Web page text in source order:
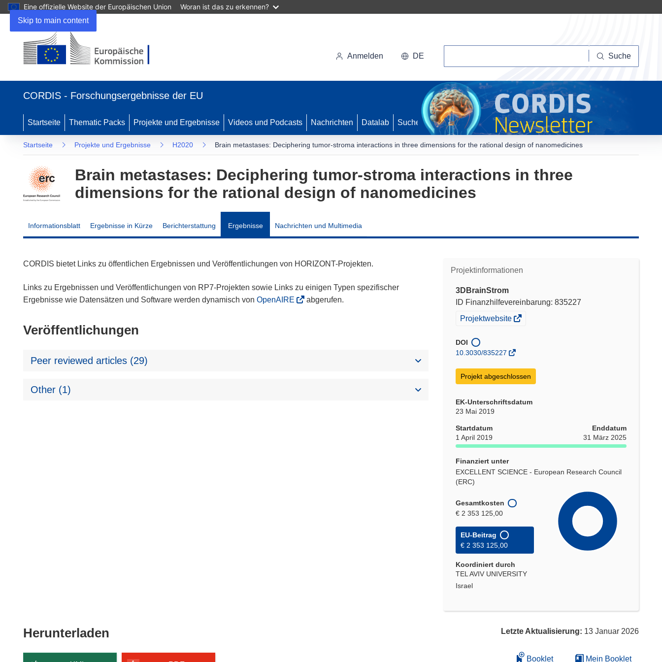
Skip to main content
Eine offizielle Website der Europäischen Union Woran ist das zu erkennen?
neuem
Anmelden DE Suche
CORDIS - Forschungsergebnisse der EU
Startseite Thematic Packs Projekte und Ergebnisse Videos und Podcasts Nachrichten Datalab Suche
Startseite Projekte und Ergebnisse H2020 Brain metastases: Deciphering tumor-stroma interactions in three dimensions for the rational design of nanomedicines
Brain metastases: Deciphering tumor-stroma interactions in three
dimensions for the rational design of nanomedicines
Informationsblatt Ergebnisse in Kürze Berichterstattung Ergebnisse Nachrichten und Multimedia
Projektinformationen
3DBrainStrom
ID Finanzhilfevereinbarung: 835227
(öffnet
Fenster)
Projektwebsite
DOI
10.3030/835227
Projekt abgeschlossen
EK-Unterschriftsdatum
23 Mai 2019
Startdatum
1 April 2019
Enddatum
31 März 2025
Finanziert unter
EXCELLENT SCIENCE - European Research Council
(ERC)
Gesamtkosten
€ 2 353 125,00
EU-Beitrag
€ 2 353 125,00
Koordiniert durch
TEL AVIV UNIVERSITY
Israel
CORDIS bietet Links zu öffentlichen Ergebnissen und Veröffentlichungen von HORIZONT-Projekten.
Links zu Ergebnissen und Veröffentlichungen von RP7-Projekten sowie Links zu einigen Typen spezifischer
Ergebnisse wie Datensätzen und Software werden dynamisch von OpenAIRE abgerufen.
Veröffentlichungen
Peer reviewed articles (29)
Other (1)
Herunterladen Letzte Aktualisierung: 13 Januar 2026
Booklet Mein Booklet